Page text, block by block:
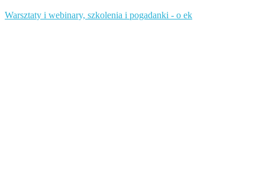
Warsztaty i webinary, szkolenia i pogadanki - o ek